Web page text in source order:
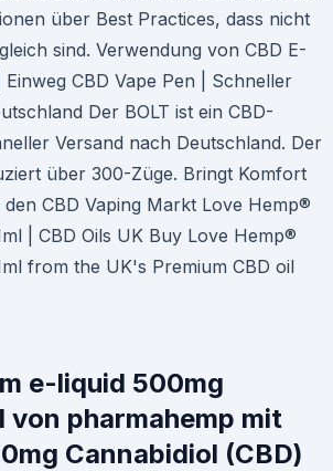
über Best Practices, dass nicht
sind. Verwendung von CBD E-
Einweg CBD Vape Pen | Schneller
Der BOLT ist ein CBD-
Versand nach Deutschland. Der
über 300-Züge. Bringt Komfort
CBD Vaping Markt Love Hemp®
| CBD Oils UK Buy Love Hemp®
from the UK's Premium CBD oil
e-liquid 500mg
von pharmahemp mit
Cannabidiol (CBD)